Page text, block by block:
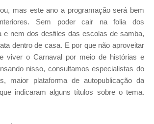
mas este ano a programação será bem
Sem poder cair na folia dos
e nem dos desfiles das escolas de samba,
dentro de casa. E por que não aproveitar
viver o Carnaval por meio de histórias e
nisso, consultamos especialistas do
maior plataforma de autopublicação da
indicaram alguns títulos sobre o tema.